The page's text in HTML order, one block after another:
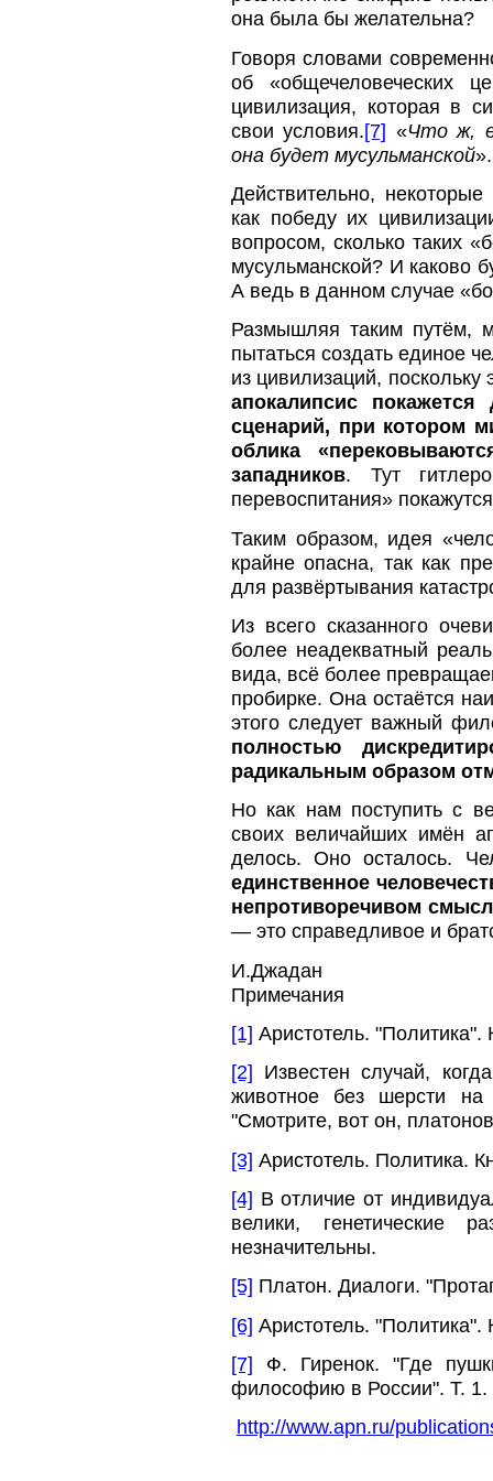
она была бы желательна?
Говоря словами
об «общечеловеческих
цивилизация, которая в
свои условия.[7] «Что ж,
она будет мусульманской».
Действительно,
как победу их
вопросом, сколько таких
мусульманской? И каково
А ведь в данном случае
Размышляя таким путём,
пытаться создать единое
из цивилизаций,
апокалипсис
сценарий, при котором
облика
западников. Тут
перевоспитания»
Таким образом, идея
крайне опасна, так как
для развёртывания
Из всего сказанного
более неадекватный
вида, всё более
пробирке. Она остаётся
этого следует важный
полностью
радикальным образом
Но как нам поступить с
своих величайших имён
делось. Оно осталось.
единственное
непротиворечивом
— это справедливое и
И.Джадан
Примечания
[1] Аристотель. "Политика".
[2] Известен случай,
животное без шерсти на
"Смотрите, вот он,
[3] Аристотель. Политика.
[4] В отличие от
велики, генетические
незначительны.
[5] Платон. Диалоги.
[6] Аристотель. "Политика".
[7] Ф. Гиренок. "Где
философию в России". Т. 1.
http://www.apn.ru/